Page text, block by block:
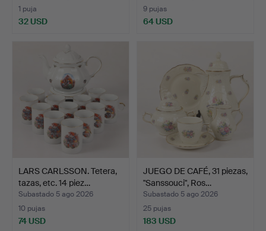
1 puja
32 USD
9 pujas
64 USD
LARS CARLSSON. Tetera,
tazas, etc. 14 piez…
Subastado 5 ago 2026
10 pujas
74 USD
JUEGO DE CAFÉ, 31 piezas,
"Sanssouci", Ros…
Subastado 5 ago 2026
25 pujas
183 USD